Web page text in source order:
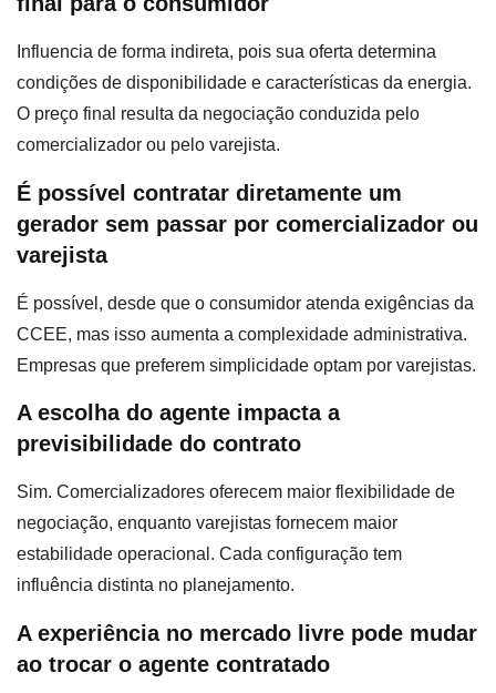
Influencia de forma indireta, pois sua oferta determina
condições de disponibilidade e características da energia.
O preço final resulta da negociação conduzida pelo
comercializador ou pelo varejista.
É possível contratar diretamente um
gerador sem passar por comercializador ou
varejista
É possível, desde que o consumidor atenda exigências da
CCEE, mas isso aumenta a complexidade administrativa.
Empresas que preferem simplicidade optam por varejistas.
A escolha do agente impacta a
previsibilidade do contrato
Sim. Comercializadores oferecem maior flexibilidade de
negociação, enquanto varejistas fornecem maior
estabilidade operacional. Cada configuração tem
influência distinta no planejamento.
A experiência no mercado livre pode mudar
ao trocar o agente contratado